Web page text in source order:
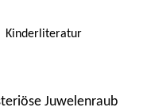
Kinderliteratur